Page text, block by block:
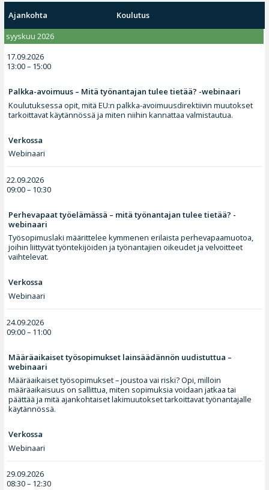
Ajankohta
Koulutus
syyskuu 2026
17.09.2026
13:00 – 15:00
Palkka-avoimuus – Mitä työnantajan tulee tietää? -webinaari
Koulutuksessa opit, mitä EU:n palkka-avoimuusdirektiivin muutokset
tarkoittavat käytännössä ja miten niihin kannattaa valmistautua.
Verkossa
Webinaari
22.09.2026
09:00 – 10:30
Perhevapaat työelämässä – mitä työnantajan tulee tietää? -
webinaari
Työsopimuslaki määrittelee kymmenen erilaista perhevapaamuotoa,
joihin liittyvät työntekijöiden ja työnantajien oikeudet ja velvoitteet
vaihtelevat.
Verkossa
Webinaari
24.09.2026
09:00 – 11:00
Määräaikaiset työsopimukset lainsäädännön uudistuttua –
webinaari
Määräaikaiset työsopimukset – joustoa vai riski? Opi, milloin
määräaikaisuus on sallittua, miten sopimuksia voidaan jatkaa tai
päättää ja mitä ajankohtaiset lakimuutokset tarkoittavat työnantajalle
käytännössä.
Verkossa
Webinaari
29.09.2026
08:30 – 12:30